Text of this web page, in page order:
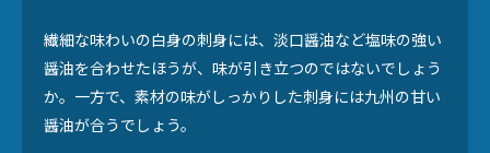
繊細な味わいの白身の刺身には、淡口醤油など塩味の強い
醤油を合わせたほうが、味が引き立つのではないでしょう
か。一方で、素材の味がしっかりした刺身には九州の甘い
醤油が合うでしょう。